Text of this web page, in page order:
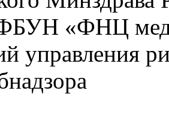
«ФНЦ
управления